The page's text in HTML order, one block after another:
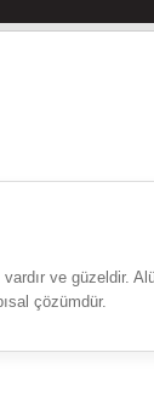
ve güzeldir.
çözümdür.